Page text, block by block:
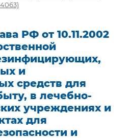
РФ от 10.11.2002
и
средств для
в лечебно-
учреждениях и
для
и